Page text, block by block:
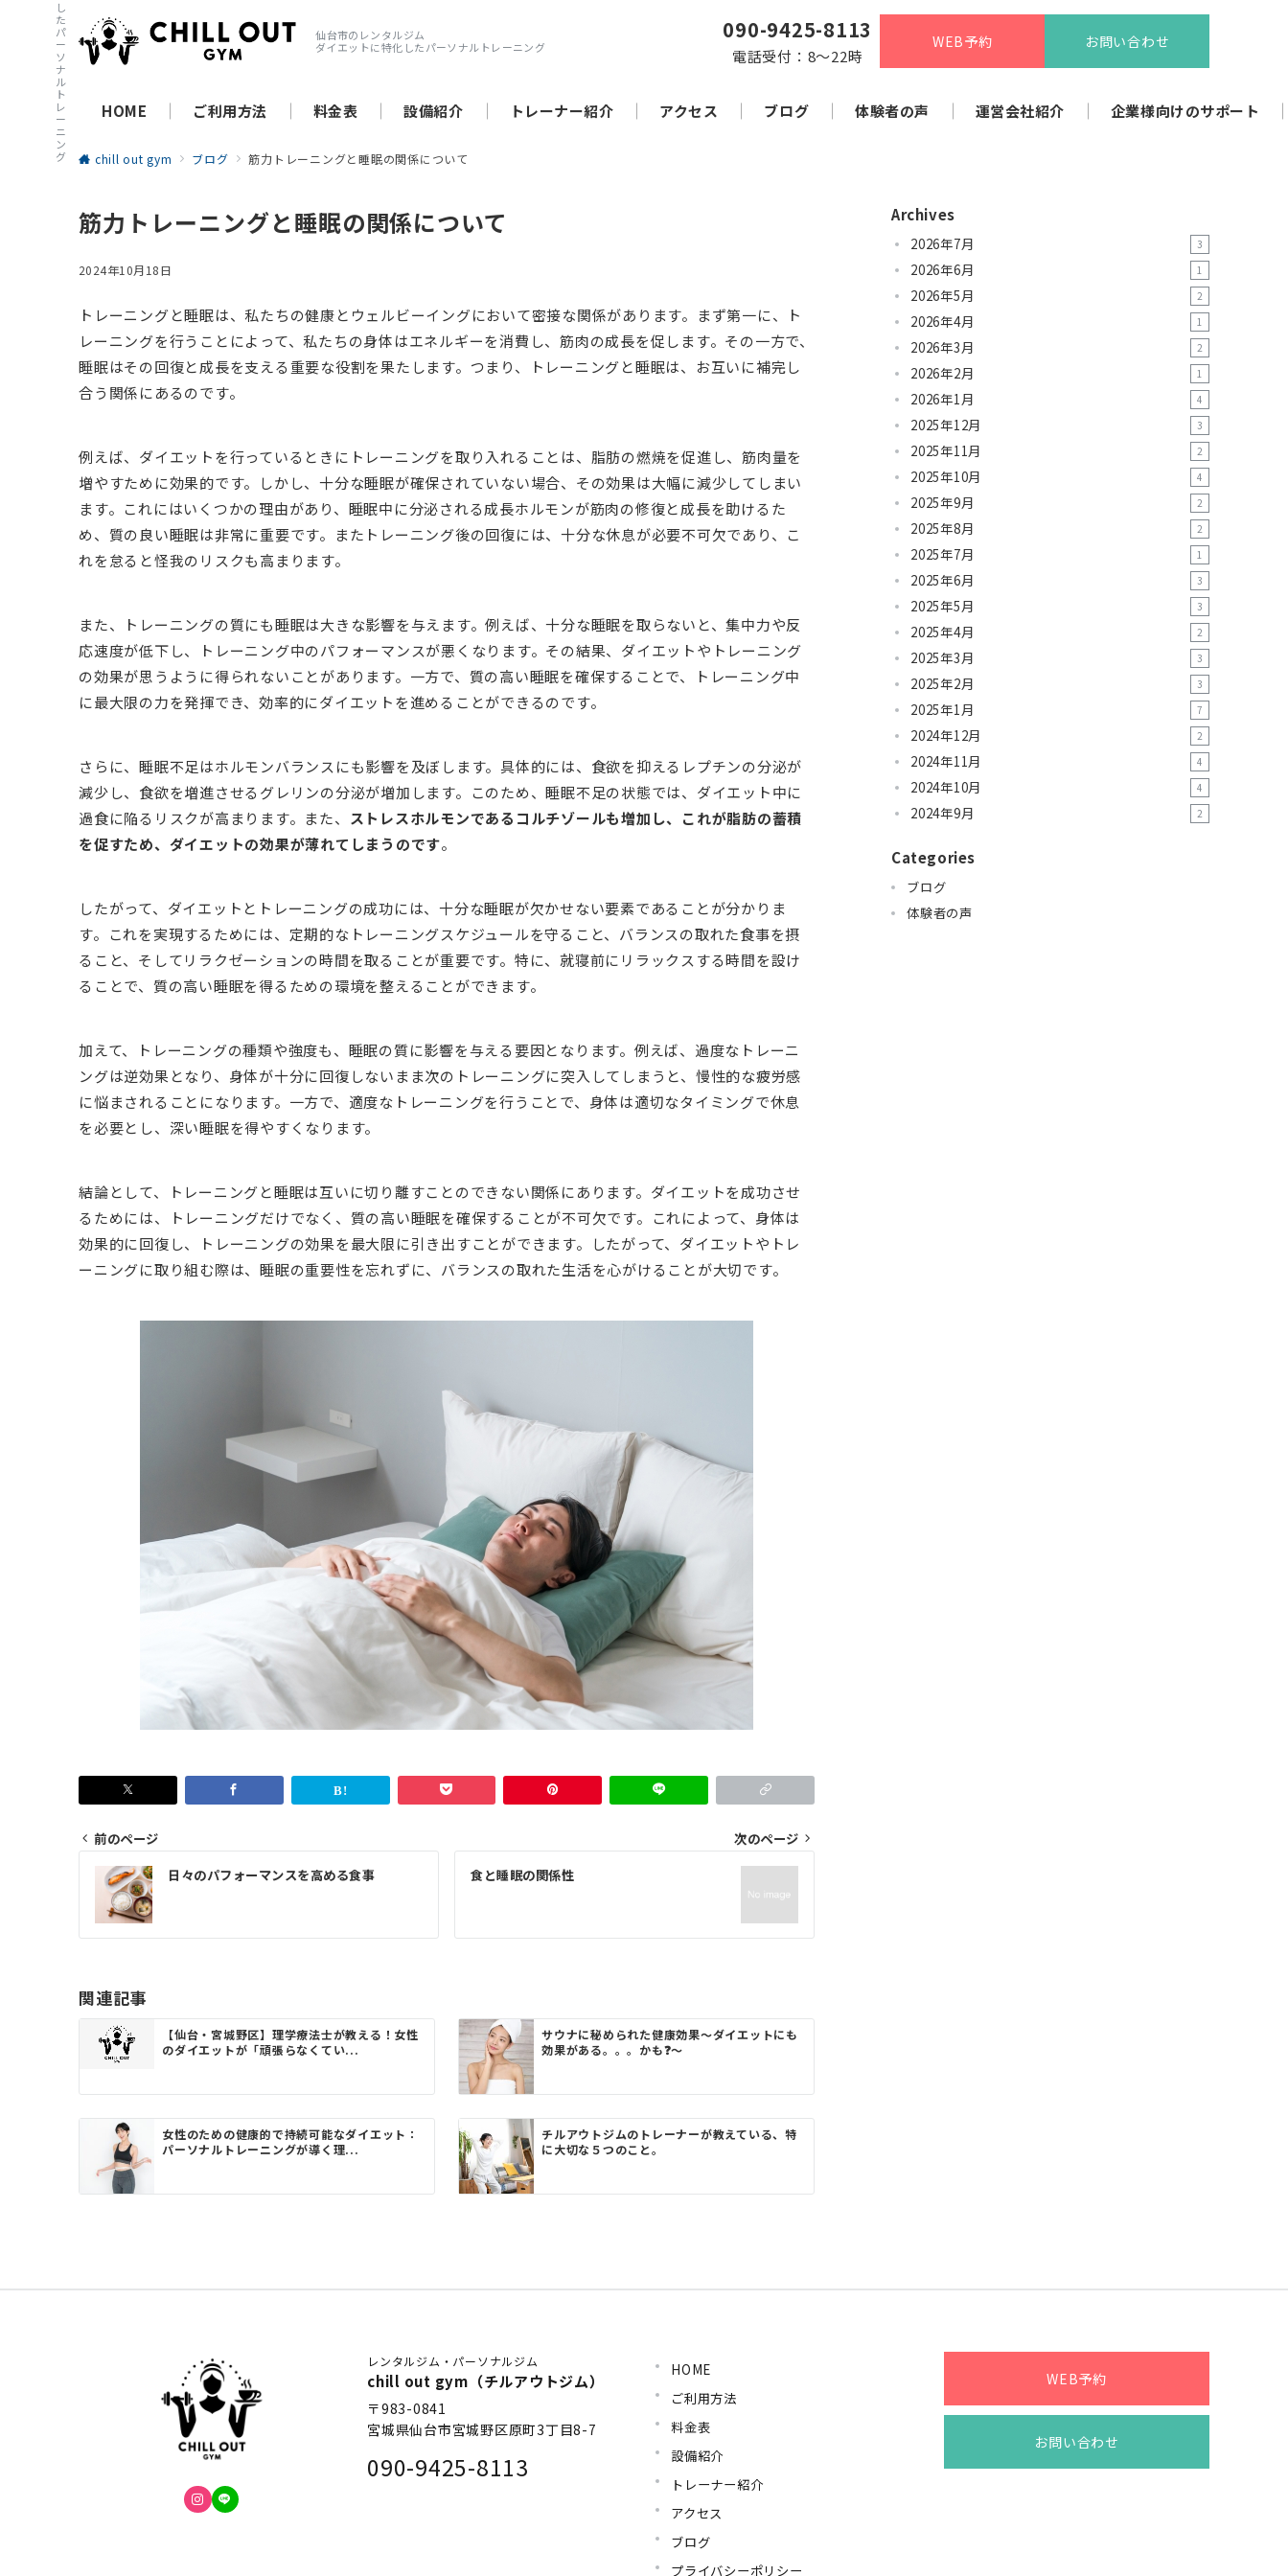
仙台市のレンタルジム
ダイエットに特化したパーソナルトレーニング
090-9425-8113
電話受付：8～22時
WEB予約 お問い合わせ
HOME ご利用方法 料金表 設備紹介 トレーナー紹介 アクセス ブログ 体験者の声 運営会社紹介 企業様向けのサポート
し
た
パ
ー
ソ
ナ
ル
ト
レ
ー
ニ
ン
グ
chill out gym ブログ 筋力トレーニングと睡眠の関係について
筋力トレーニングと睡眠の関係について
2024年10月18日
トレーニングと睡眠は、私たちの健康とウェルビーイングにおいて密接な関係があります。まず第一に、ト
レーニングを行うことによって、私たちの身体はエネルギーを消費し、筋肉の成長を促します。その一方で、
睡眠はその回復と成長を支える重要な役割を果たします。つまり、トレーニングと睡眠は、お互いに補完し
合う関係にあるのです。
例えば、ダイエットを行っているときにトレーニングを取り入れることは、脂肪の燃焼を促進し、筋肉量を
増やすために効果的です。しかし、十分な睡眠が確保されていない場合、その効果は大幅に減少してしまい
ます。これにはいくつかの理由があり、睡眠中に分泌される成長ホルモンが筋肉の修復と成長を助けるた
め、質の良い睡眠は非常に重要です。またトレーニング後の回復には、十分な休息が必要不可欠であり、こ
れを怠ると怪我のリスクも高まります。
また、トレーニングの質にも睡眠は大きな影響を与えます。例えば、十分な睡眠を取らないと、集中力や反
応速度が低下し、トレーニング中のパフォーマンスが悪くなります。その結果、ダイエットやトレーニング
の効果が思うように得られないことがあります。一方で、質の高い睡眠を確保することで、トレーニング中
に最大限の力を発揮でき、効率的にダイエットを進めることができるのです。
さらに、睡眠不足はホルモンバランスにも影響を及ぼします。具体的には、食欲を抑えるレプチンの分泌が
減少し、食欲を増進させるグレリンの分泌が増加します。このため、睡眠不足の状態では、ダイエット中に
過食に陥るリスクが高まります。また、 ストレスホルモンであるコルチゾールも増加し、これが脂肪の蓄積
を促すため、ダイエットの効果が薄れてしまうのです。
したがって、ダイエットとトレーニングの成功には、十分な睡眠が欠かせない要素であることが分かりま
す。これを実現するためには、定期的なトレーニングスケジュールを守ること、バランスの取れた食事を摂
ること、そしてリラクゼーションの時間を取ることが重要です。特に、就寝前にリラックスする時間を設け
ることで、質の高い睡眠を得るための環境を整えることができます。
加えて、トレーニングの種類や強度も、睡眠の質に影響を与える要因となります。例えば、過度なトレーニ
ングは逆効果となり、身体が十分に回復しないまま次のトレーニングに突入してしまうと、慢性的な疲労感
に悩まされることになります。一方で、適度なトレーニングを行うことで、身体は適切なタイミングで休息
を必要とし、深い睡眠を得やすくなります。
結論として、トレーニングと睡眠は互いに切り離すことのできない関係にあります。ダイエットを成功させ
るためには、トレーニングだけでなく、質の高い睡眠を確保することが不可欠です。これによって、身体は
効果的に回復し、トレーニングの効果を最大限に引き出すことができます。したがって、ダイエットやトレ
ーニングに取り組む際は、睡眠の重要性を忘れずに、バランスの取れた生活を心がけることが大切です。
ナ
ゲ
ー
前のページ
日々のパフォーマンスを高める食事
次のページ
食と睡眠の関係性
関連記事
【仙台・宮城野区】理学療法士が教える！女性
のダイエットが「頑張らなくてい...
サウナに秘められた健康効果〜ダイエットにも
効果がある。。。かも❓〜
女性のための健康的で持続可能なダイエット：
パーソナルトレーニングが導く理...
チルアウトジムのトレーナーが教えている、特
に大切な５つのこと。
Archives
2026年7月 3
2026年6月 1
2026年5月 2
2026年4月 1
2026年3月 2
2026年2月 1
2026年1月 4
2025年12月 3
2025年11月 2
2025年10月 4
2025年9月 2
2025年8月 2
2025年7月 1
2025年6月 3
2025年5月 3
2025年4月 2
2025年3月 3
2025年2月 3
2025年1月 7
2024年12月 2
2024年11月 4
2024年10月 4
2024年9月 2
Categories
ブログ
体験者の声
レンタルジム・パーソナルジム
chill out gym（チルアウトジム）
〒983-0841
宮城県仙台市宮城野区原町3丁目8-7
090-9425-8113
HOME
ご利用方法
料金表
設備紹介
トレーナー紹介
アクセス
ブログ
プライバシーポリシー
WEB予約
お問い合わせ